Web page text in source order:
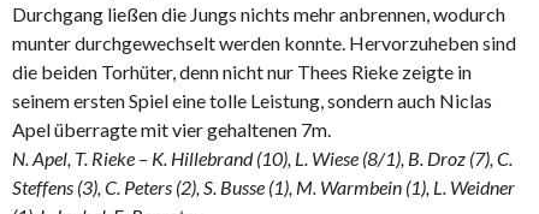
Durchgang ließen die Jungs nichts mehr anbrennen, wodurch
munter durchgewechselt werden konnte. Hervorzuheben sind
die beiden Torhüter, denn nicht nur Thees Rieke zeigte in
seinem ersten Spiel eine tolle Leistung, sondern auch Niclas
Apel überragte mit vier gehaltenen 7m.
N. Apel, T. Rieke – K. Hillebrand (10), L. Wiese (8/1), B. Droz (7), C.
Steffens (3), C. Peters (2), S. Busse (1), M. Warmbein (1), L. Weidner